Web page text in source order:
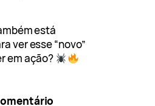
está
ver esse “novo”
em ação?